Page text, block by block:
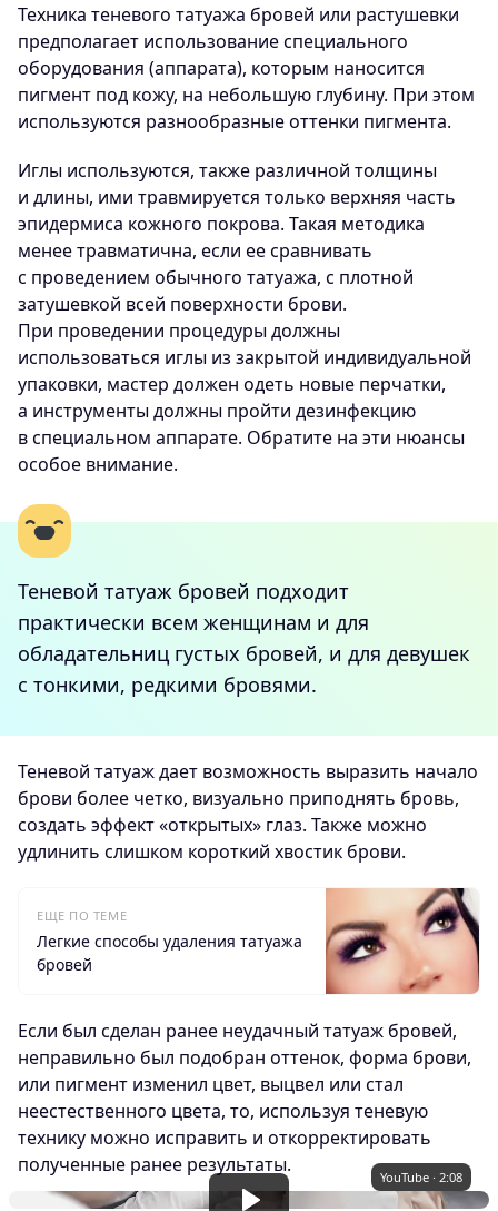
Техника теневого татуажа бровей или растушевки
предполагает использование специального
оборудования (аппарата), которым наносится
пигмент под кожу, на небольшую глубину. При этом
используются разнообразные оттенки пигмента.
Иглы используются, также различной толщины
и длины, ими травмируется только верхняя часть
эпидермиса кожного покрова. Такая методика
менее травматична, если ее сравнивать
с проведением обычного татуажа, с плотной
затушевкой всей поверхности брови.
При проведении процедуры должны
использоваться иглы из закрытой индивидуальной
упаковки, мастер должен одеть новые перчатки,
а инструменты должны пройти дезинфекцию
в специальном аппарате. Обратите на эти нюансы
особое внимание.
Теневой татуаж бровей подходит
практически всем женщинам и для
обладательниц густых бровей, и для девушек
с тонкими, редкими бровями.
Теневой татуаж дает возможность выразить начало
брови более четко, визуально приподнять бровь,
создать эффект «открытых» глаз. Также можно
удлинить слишком короткий хвостик брови.
ЕЩЕ ПО ТЕМЕ
Легкие способы удаления татуажа
бровей
Если был сделан ранее неудачный татуаж бровей,
неправильно был подобран оттенок, форма брови,
или пигмент изменил цвет, выцвел или стал
неестественного цвета, то, используя теневую
технику можно исправить и откорректировать
полученные ранее результаты.
YouTube · 2:08